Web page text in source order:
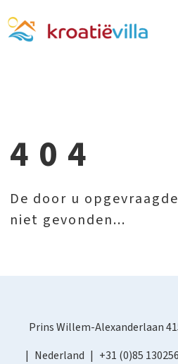
404
De door u
niet gevonden...
Prins Willem-Alexanderlaan
Nederland
+31 (0)85